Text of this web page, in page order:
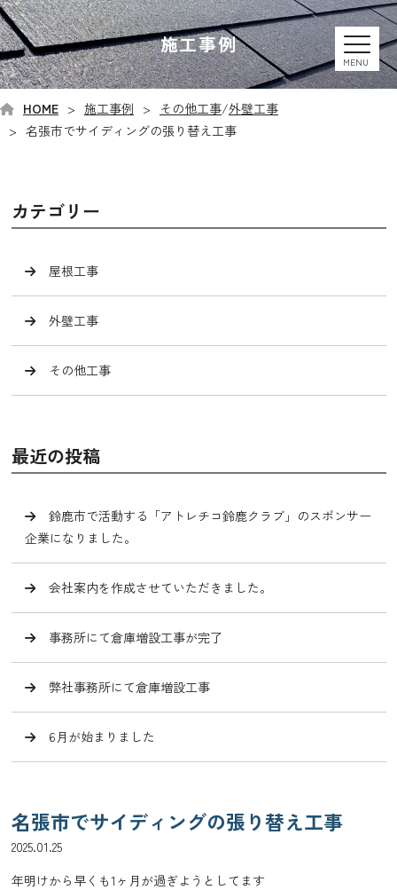
MENU
施工事例
HOME 施工事例 その他工事/外壁工事
名張市でサイディングの張り替え工事
名張市でサイディングの張り替え工事
2025.01.25
年明けから早くも1ヶ月が過ぎようとしてます
カテゴリー
屋根工事
外壁工事
その他工事
最近の投稿
鈴鹿市で活動する「アトレチコ鈴鹿クラブ」のスポンサー
企業になりました。
会社案内を作成させていただきました。
事務所にて倉庫増設工事が完了
弊社事務所にて倉庫増設工事
6月が始まりました